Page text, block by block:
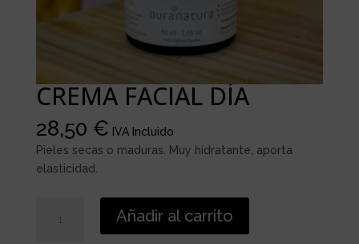
CREMA FACIAL DÍA
28,50 € IVA Incluido
Pieles secas o maduras. Muy hidratante, aporta
elasticidad.
FACIAL
Añadir al carrito